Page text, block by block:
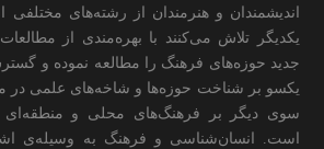
اندیشمندان و هنرمندان از رشته‌های مختلفی
یکدیگر تلاش می‌کنند با بهره‌مندی از مطالعات
جدید حوزه‌های فرهنگ را مطالعه نموده و گسترش
یکسو بر شناخت حوزه‌ها و شاخه‌های علمی در
سوی دیگر بر فرهنگ‌های محلی و منطقه‌ای
است. انسان‌شناسی و فرهنگ به وسیله‌ی